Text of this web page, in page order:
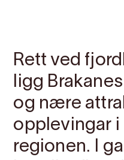
Rett ved
ligg
og nære
opplevingar i
regionen. I